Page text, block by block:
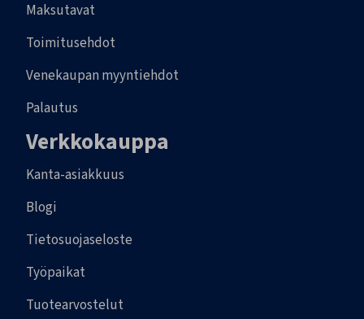
Maksutavat
Toimitusehdot
Venekaupan myyntiehdot
Palautus
Verkkokauppa
Kanta-asiakkuus
Blogi
Tietosuojaseloste
Työpaikat
Tuotearvostelut